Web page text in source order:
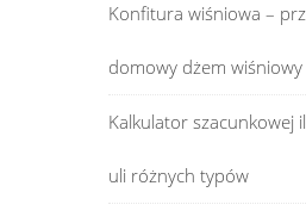
Konfitura wiśniowa –
domowy dżem wiśniowy
Kalkulator szacunkowej
uli różnych typów